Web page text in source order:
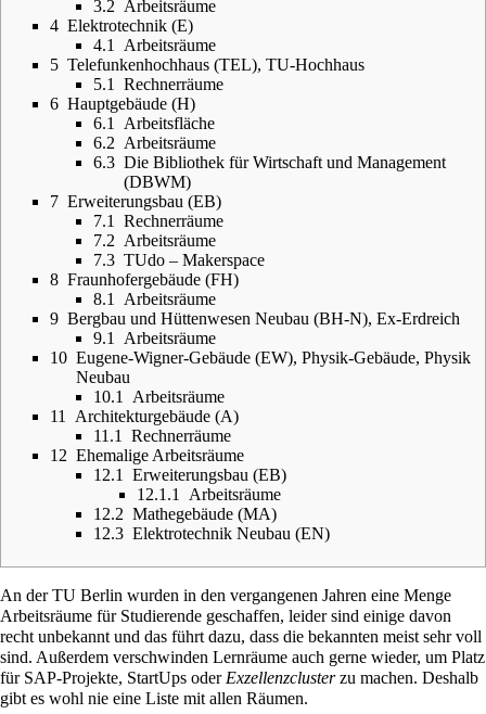
3.2 Arbeitsräume
4 Elektrotechnik (E)
4.1
Arbeitsräume
5 Telefunkenhochhaus (TEL), TU-Hochhaus
5.1
Rechnerräume
6 Hauptgebäude (H)
6.1
Arbeitsfläche
6.2 Arbeitsräume
6.3 Die Bibliothek für Wirtschaft und Management
(DBWM)
7 Erweiterungsbau (EB)
7.1
Rechnerräume
7.2 Arbeitsräume
7.3 TUdo – Makerspace
8 Fraunhofergebäude (FH)
8.1
Arbeitsräume
9 Bergbau und Hüttenwesen Neubau (BH-N), Ex-Erdreich
9.1
Arbeitsräume
10 Eugene-Wigner-Gebäude (EW), Physik-Gebäude, Physik
Neubau
10.1
Arbeitsräume
11
Architekturgebäude (A)
11.1
Rechnerräume
12 Ehemalige Arbeitsräume
12.1
Erweiterungsbau (EB)
12.1.1
Arbeitsräume
12.2 Mathegebäude (MA)
12.3 Elektrotechnik Neubau (EN)
An der TU Berlin wurden in den vergangenen Jahren eine Menge
Arbeitsräume für Studierende geschaffen, leider sind einige davon
recht unbekannt und das führt dazu, dass die bekannten meist sehr voll
sind. Außerdem verschwinden Lernräume auch gerne wieder, um Platz
für SAP-Projekte, StartUps oder Exzellenzclusterzu machen. Deshalb
gibt es wohl nie eine Liste mit allen Räumen.